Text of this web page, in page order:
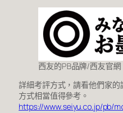
西友的PB品牌/西友官網
詳細考評方式，請看他們家
方式相當值得參考。
https://www.seiyu.co.jp/pb/